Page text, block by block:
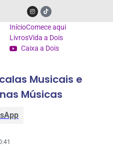
InícioComece aqui
LivrosVida a Dois
Caixa a Dois
Musicais e
Músicas